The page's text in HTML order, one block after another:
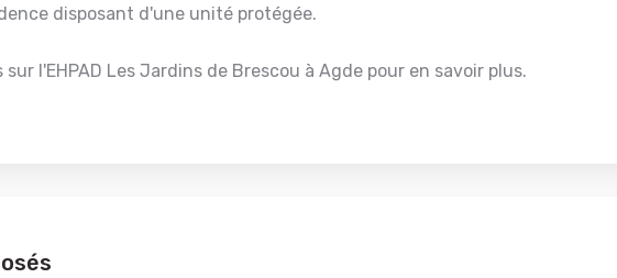
disposant d'une unité protégée.
l'EHPAD Les Jardins de Brescou à Agde pour en savoir plus.